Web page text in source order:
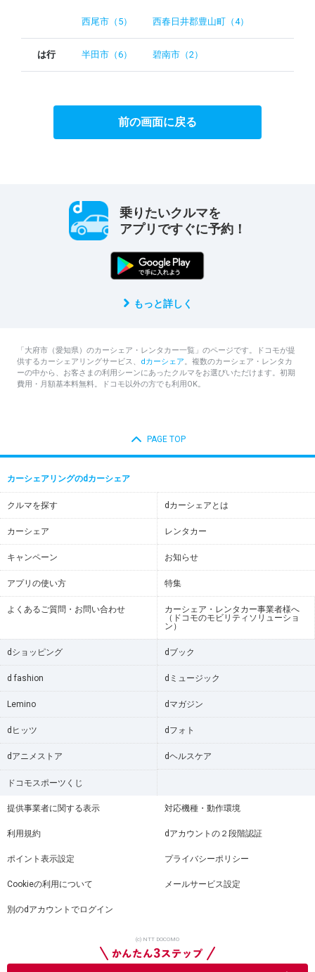
西尾市（5） 西春日井郡豊山町（4）
は行 半田市（6） 碧南市（2）
前の画面に戻る
乗りたいクルマを
アプリですぐに予約！
もっと詳しく
「大府市（愛知県）のカーシェア・レンタカー一覧」のページです。ドコモが提
供するカーシェアリングサービス、 dカーシェア。複数のカーシェア・レンタカ
ーの中から、お客さまの利用シーンにあったクルマをお選びいただけます。初期
費用・月額基本料無料。ドコモ以外の方でも利用OK。
PAGE TOP
カーシェアリングのdカーシェア
クルマを探す dカーシェアとは
カーシェア レンタカー
キャンペーン お知らせ
アプリの使い方 特集
よくあるご質問・お問い合わせ
カーシェア・レンタカー事業者様へ
（ドコモのモビリティソリューショ
ン）
dショッピング dブック
d fashion dミュージック
Lemino dマガジン
dヒッツ dフォト
dアニメストア dヘルスケア
ドコモスポーツくじ
提供事業者に関する表示 対応機種・動作環境
利用規約 dアカウントの２段階認証
ポイント表示設定 プライバシーポリシー
Cookieの利用について メールサービス設定
別のdアカウントでログイン
(c) NTT DOCOMO